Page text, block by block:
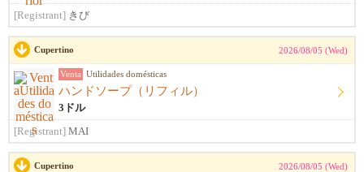
[Registrant] きび
Cupertino 2026/08/05 (Wed)
Venta Utilidades domésticas
ハンドソープ（リフィル）
3ドル
[Registrant] MAI
Cupertino 2026/08/05 (Wed)